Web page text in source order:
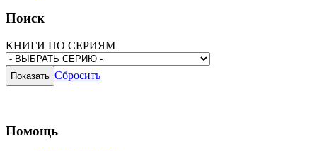
Поиск
КНИГИ ПО СЕРИЯМ
Сбросить
Помощь